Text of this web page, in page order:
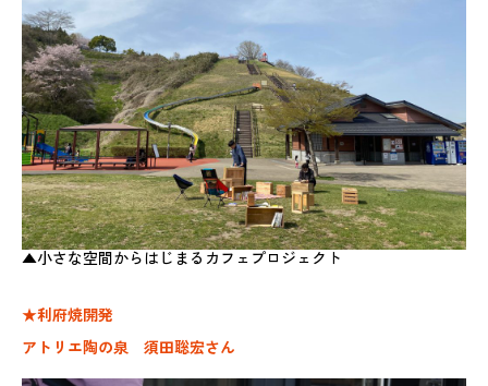
▲小さな空間からはじまるカフェプロジェクト
★利府焼開発
アトリエ陶の泉 須田聡宏さん